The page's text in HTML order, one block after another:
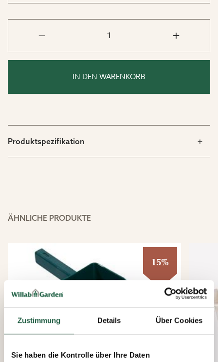
Zustimmung Details Über Cookies
Sie haben die Kontrolle über Ihre Daten
IN DEN WARENKORB
Produktspezifikation
ÄHNLICHE PRODUKTE
15%